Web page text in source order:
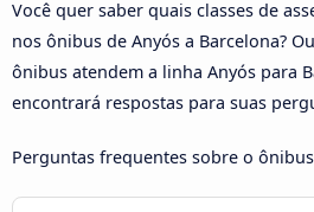
Você quer saber quais classes de
nos ônibus de Anyós a Barcelona?
ônibus atendem a linha Anyós para
encontrará respostas para suas
Perguntas frequentes sobre o